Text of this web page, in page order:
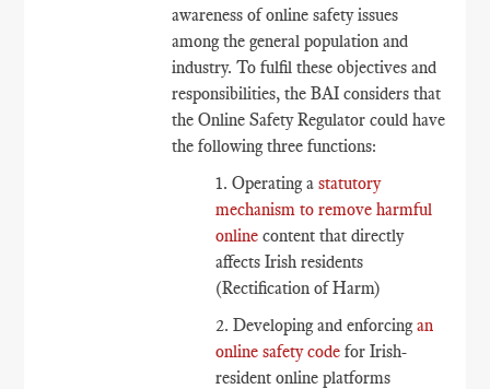
awareness of online safety issues
among the general population and
industry. To fulfil these objectives and
responsibilities, the BAI considers that
the Online Safety Regulator could have
the following three functions:
1. Operating astatutory
mechanism to remove harmful
online content that directly
affects Irish residents
(Rectification of Harm)
2. Developing and enforcingan
online safety code for Irish-
resident online platforms